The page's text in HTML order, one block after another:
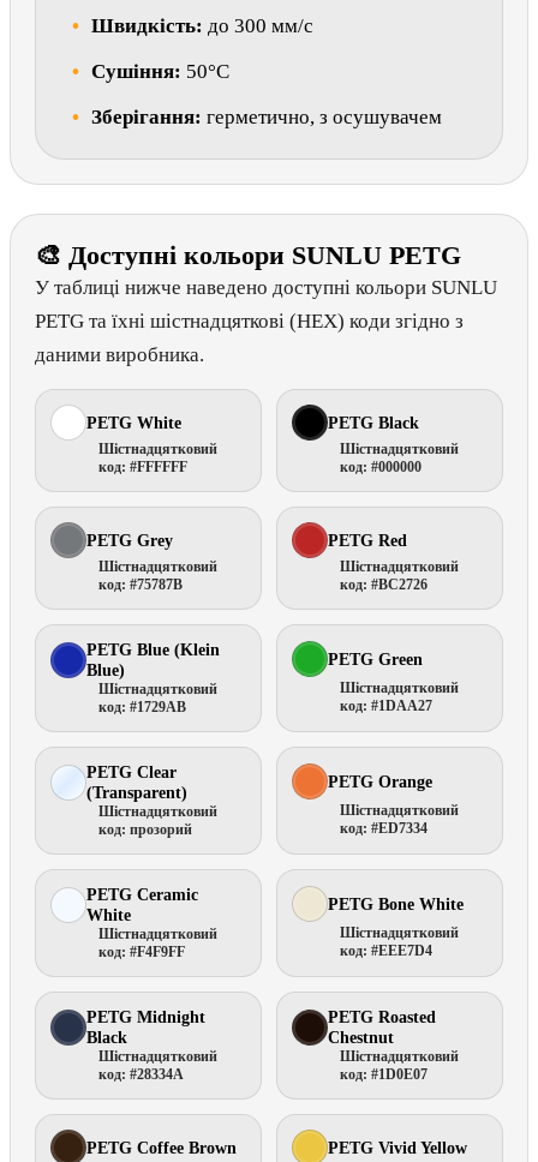
Швидкість: до 300 мм/с
Сушіння: 50°C
Зберігання: герметично, з осушувачем
🎨 Доступні кольори SUNLU PETG
У таблиці нижче наведено доступні кольори SUNLU
PETG та їхні шістнадцяткові (HEX) коди згідно з
даними виробника.
PETG White
Шістнадцятковий
код: #FFFFFF
PETG Black
Шістнадцятковий
код: #000000
PETG Grey
Шістнадцятковий
код: #75787B
PETG Red
Шістнадцятковий
код: #BC2726
PETG Blue (Klein
Blue)
Шістнадцятковий
код: #1729AB
PETG Green
Шістнадцятковий
код: #1DAA27
PETG Clear
(Transparent)
Шістнадцятковий
код: прозорий
PETG Orange
Шістнадцятковий
код: #ED7334
PETG Ceramic
White
Шістнадцятковий
код: #F4F9FF
PETG Bone White
Шістнадцятковий
код: #EEE7D4
PETG Midnight
Black
Шістнадцятковий
код: #28334A
PETG Roasted
Chestnut
Шістнадцятковий
код: #1D0E07
PETG Coffee Brown PETG Vivid Yellow